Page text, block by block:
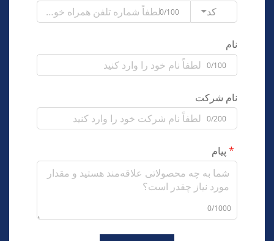
کد
0/100
نام
0/100
نام شرکت
0/200
پیام
0/1000